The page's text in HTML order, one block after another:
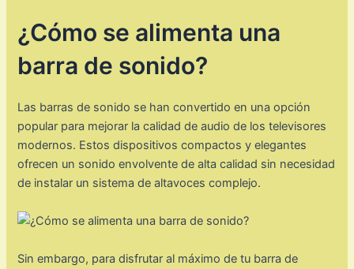
¿Cómo se alimenta una
barra de sonido?
Las barras de sonido se han convertido en una opción
popular para mejorar la calidad de audio de los televisores
modernos. Estos dispositivos compactos y elegantes
ofrecen un sonido envolvente de alta calidad sin necesidad
de instalar un sistema de altavoces complejo.
Sin embargo, para disfrutar al máximo de tu barra de